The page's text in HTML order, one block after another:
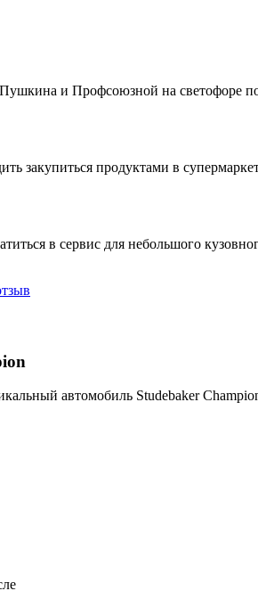
и Профсоюзной на светофоре
закупиться продуктами в
в сервис для небольшого
автомобиль Studebaker